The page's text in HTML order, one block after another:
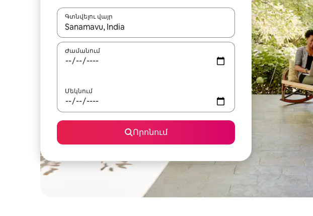
Գտնվելու վայր
Երբ արդյունքները հասանելի լինեն, սլաքների ստեղներով
Ժամանում
Մեկնում
Որոնում